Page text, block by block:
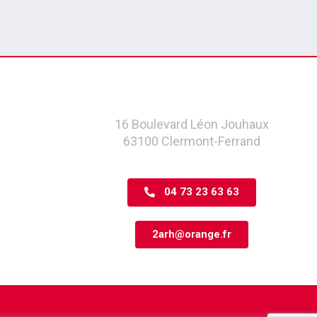
16 Boulevard Léon Jouhaux
63100 Clermont-Ferrand
04 73 23 63 63
2arh@orange.fr